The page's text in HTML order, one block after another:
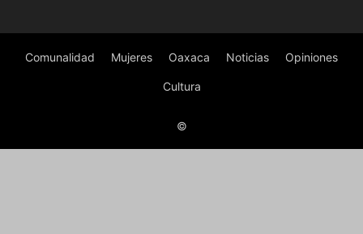
Comunalidad Mujeres Oaxaca Noticias Opiniones
Cultura
©